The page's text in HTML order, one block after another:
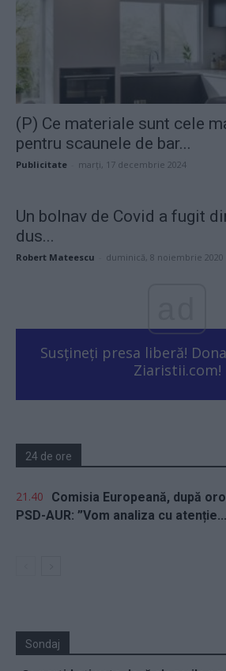
(P) Ce materiale sunt cele
pentru scaunele de bar...
Publicitate marți, 17 decembrie 2024
Un bolnav de Covid a fugit
dus...
Robert Mateescu duminică, 8 noiembrie 2020
Susțineți presa liberă!
Ziaristii.com!
24 de ore
21.40
Comisia Europeană, după
PSD-AUR: ”Vom analiza cu atenție...
Sondaj